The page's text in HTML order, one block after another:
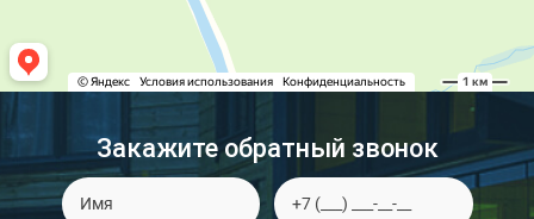
Закажите обратный звонок